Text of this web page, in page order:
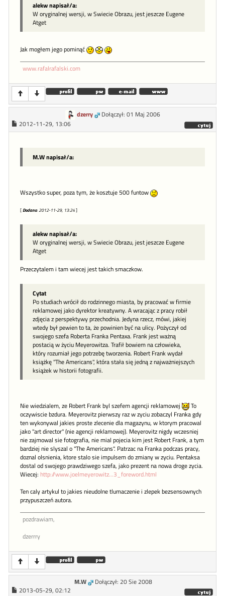
alekw napisał/a:
W oryginalnej wersji, w Swiecie Obrazu, jest jeszcze Eugene
Atget
Jak mogłem jego pominąć
www.rafalrafalski.com
dzerry
Dołączył: 01 Maj 2006
2012-11-29, 13:06
M.W napisał/a:
Wszystko super, poza tym, że kosztuje 500 funtow
[Dodano: 2012-11-29, 13:24]
alekw napisał/a:
W oryginalnej wersji, w Swiecie Obrazu, jest jeszcze Eugene
Atget
Przeczytalem i tam wiecej jest takich smaczkow.
Cytat
Po studiach wrócił do rodzinnego miasta, by pracować w firmie
reklamowej jako dyrektor kreatywny. A wracając z pracy robił
zdjęcia z perspektywy przechodnia. Jedyna rzecz, mówi, jakiej
wtedy był pewien to ta, że powinien być na ulicy. Pożyczył od
swojego szefa Roberta Franka Pentaxa. Frank jest ważną
postacią w życiu Meyerowitza. Trafił bowiem na człowieka,
który rozumiał jego potrzebę tworzenia. Robert Frank wydał
książkę "The Americans", która stała się jedną z najważniejszych
książek w historii fotografii.
Nie wiedzialem, ze Robert Frank byl szefem agencji reklamowej
To
oczywiscie bzdura. Meyerovitz pierwszy raz w zyciu zobaczyl Franka gdy
ten wykonywal jakies proste zlecenie dla magazynu, w ktorym pracowal
jako "art director" (nie agencji reklamowej). Meyerovitz nigdy wczesniej
nie zajmowal sie fotografia, nie mial pojecia kim jest Robert Frank, a tym
bardziej nie slyszal o "The Americans". Patrzac na Franka podczas pracy,
doznal olsnienia, ktore stalo sie impulsem do zmiany w zyciu. Pentaksa
dostal od swojego prawdziwego szefa, jako prezent na nowa droge zycia.
Wiecej: http://www.joelmeyerowitz...3_foreword.html
Ten caly artykul to jakies nieudolne tlumaczenie i zlepek bezsensownych
przypuszczeń autora.
pozdrawiam,
dzerrry
M.W
Dołączył: 20 Sie 2008
2013-05-29, 02:12